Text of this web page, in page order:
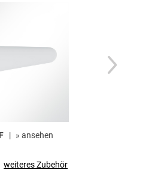
| » ansehen
weiteres Zubehör